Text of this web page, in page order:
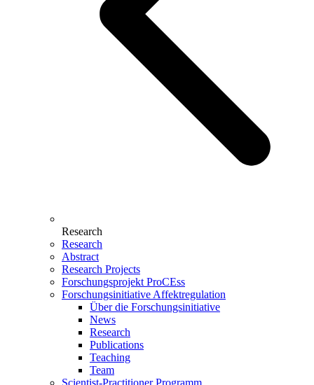
Research
Research
Abstract
Research Projects
Forschungsprojekt ProCEss
Forschungsinitiative Affektregulation
Über die Forschungsinitiative
News
Research
Publications
Teaching
Team
Scientist-Practitioner Programm